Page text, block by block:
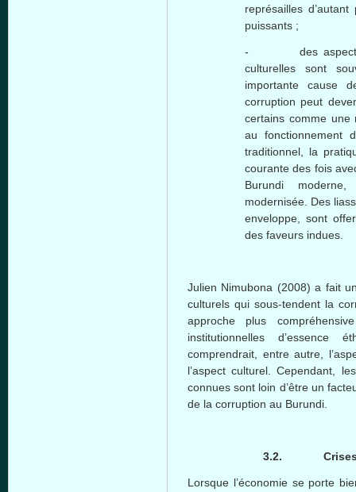
représailles
puissants ;
- des aspects
culturelles sont
importante cause
corruption peut
certains comme une
au fonctionnement
traditionnel, la
courante des fois
Burundi
modernisée. Des
enveloppe, sont
des faveurs indues.
Julien Nimubona (2008) a fait
culturels qui sous-tendent la
approche plus
institutionnelles d’essence
comprendrait, entre autre,
l’aspect culturel. Cependant,
connues sont loin d’être un
de la corruption au Burundi.
3.2.
Lorsque l’économie se porte